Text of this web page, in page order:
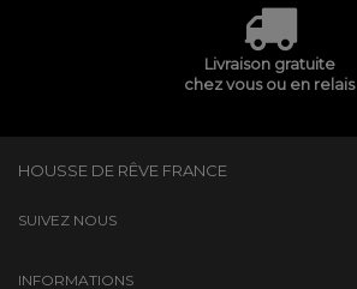
Livraison gratuite
chez vous ou en relais
HOUSSE DE RÊVE FRANCE
SUIVEZ NOUS
INFORMATIONS